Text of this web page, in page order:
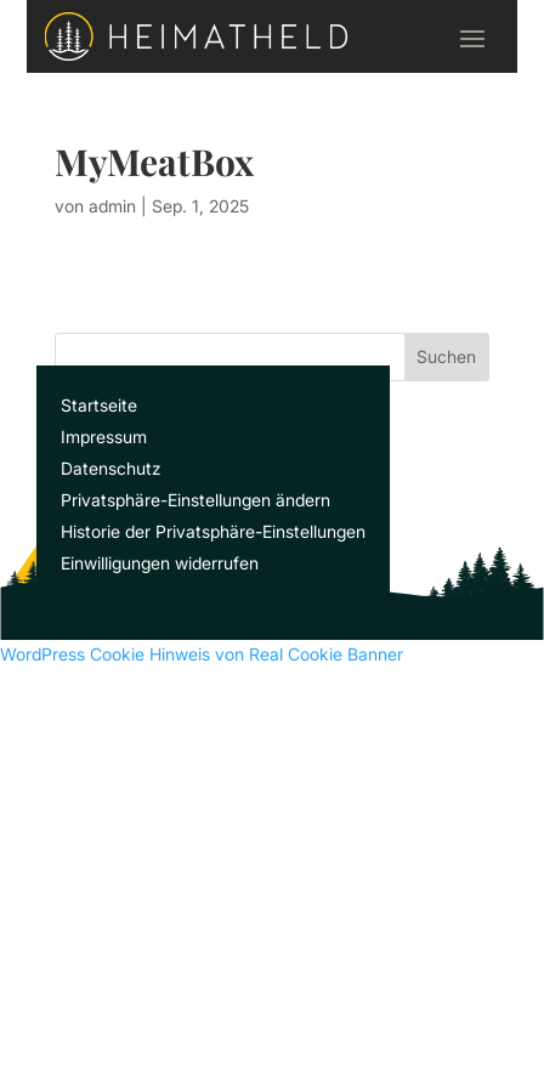
MyMeatBox
von admin Sep. 1, 2025
Suchen
Recent Posts
Recent Comments
Es sind keine Kommentare vorhanden.
Startseite
Impressum
Datenschutz
Privatsphäre-Einstellungen ändern
Historie der Privatsphäre-Einstellungen
Einwilligungen widerrufen
WordPress Cookie Hinweis von Real Cookie Banner